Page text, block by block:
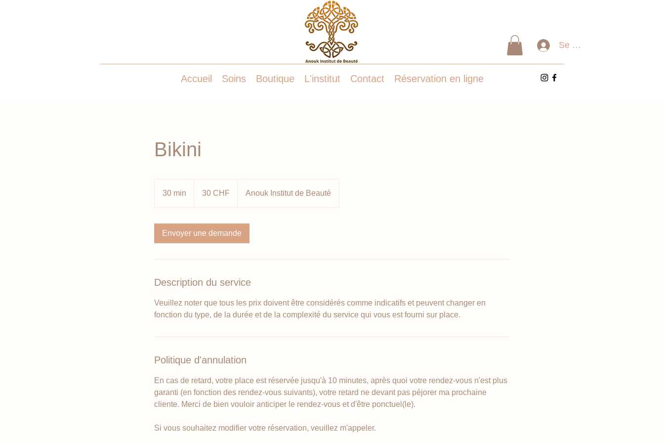
Se connecter
Accueil Soins Boutique L'institut Contact Réservation en ligne
Bikini
30 min
suisses
30 CHF Anouk Institut de Beauté
Envoyer une demande
Description du service
Veuillez noter que tous les prix doivent être considérés comme indicatifs et peuvent changer en
fonction du type, de la durée et de la complexité du service qui vous est fourni sur place.
Politique d'annulation
En cas de retard, votre place est réservée jusqu'à 10 minutes, après quoi votre rendez-vous n'est plus
garanti (en fonction des rendez-vous suivants), votre retard ne devant pas péjorer ma prochaine
cliente. Merci de bien vouloir anticiper le rendez-vous et d'être ponctuel(le).
Si vous souhaitez modifier votre réservation, veuillez m'appeler.